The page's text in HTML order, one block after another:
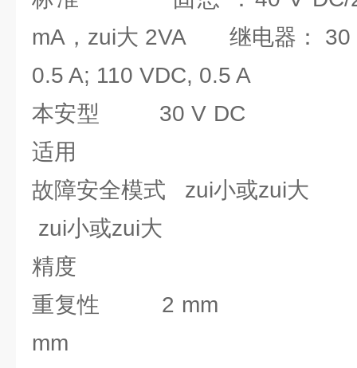
mA，zui大 2VA 继电器： 30
0.5 A; 110 VDC, 0.5 A
本安型 30
适用
故障安全模式
zui小或zui大
精度
重复性 2
mm